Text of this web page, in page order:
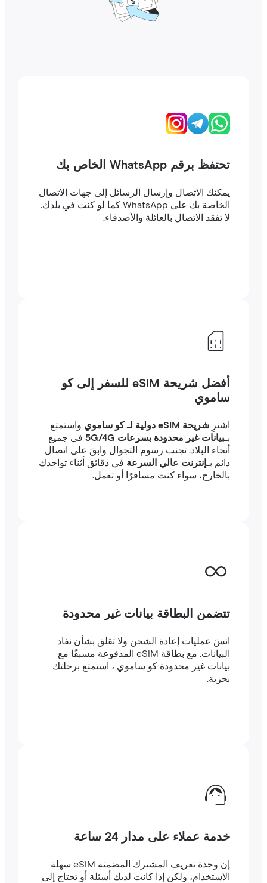
تحتفظ برقم WhatsApp الخاص بك
يمكنك الاتصال وإرسال الرسائل إلى جهات الاتصال
الخاصة بك على WhatsApp كما لو كنت في بلدك.
لا تفقد الاتصال بالعائلة والأصدقاء.
أفضل شريحة eSIM للسفر إلى كو
ساموي
شريحة eSIM دولية لـ كو ساموي
واستمتع
بيانات غير محدودة بسرعات 5G/4G
في جميع
أنحاء البلاد. تجنب رسوم التجوال وابقَ على اتصال
إنترنت عالي السرعةفي دقائق أثناء تواجدك
بالخارج، سواء كنت مسافرًا أو تعمل.
تتضمن البطاقة بيانات غير محدودة
انسَ عمليات إعادة الشحن ولا تقلق بشأن نفاد
البيانات. مع بطاقة eSIM المدفوعة مسبقًا مع
بيانات غير محدودة كو ساموي ، استمتع برحلتك
خدمة عملاء على مدار 24 ساعة
إن وحدة تعريف المشترك المضمنة eSIM سهلة
الاستخدام، ولكن إذا كانت لديك أسئلة أو تحتاج إلى